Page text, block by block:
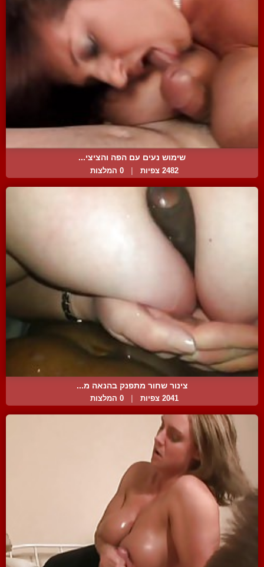
שימוש נעים עם הפה והציצי...
2482 צפיות | 0 המלצות
צינור שחור מתפנק בהנאה מ...
2041 צפיות 0 המלצות